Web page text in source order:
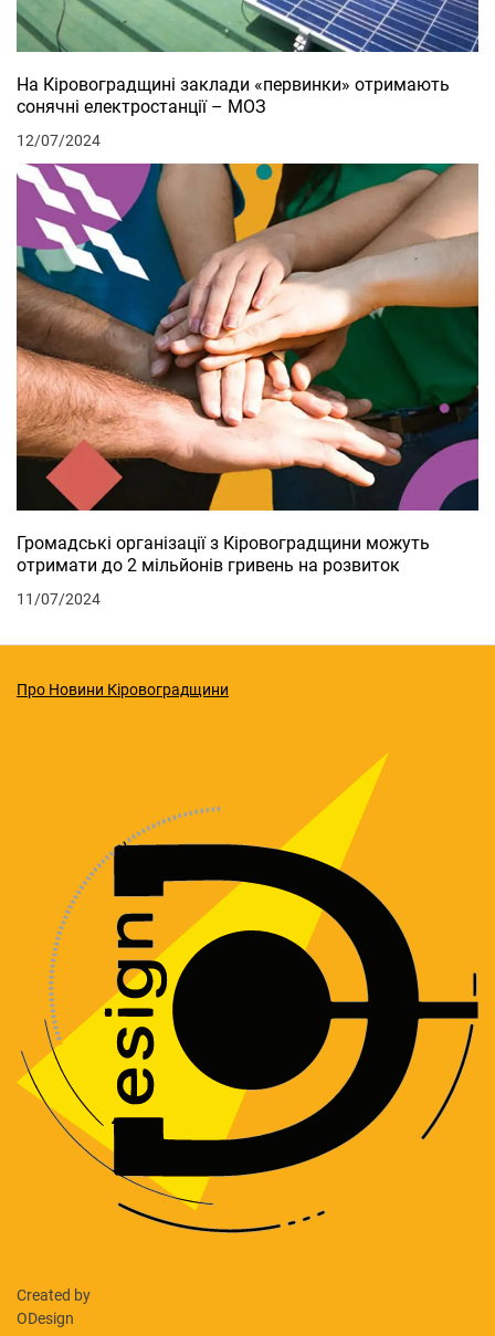
На Кіровоградщині заклади «первинки» отримають
сонячні електростанції – МОЗ
12/07/2024
Громадські організації з Кіровоградщини можуть
отримати до 2 мільйонів гривень на розвиток
11/07/2024
Про Новини Кіровоградщини
Created by
ODesign